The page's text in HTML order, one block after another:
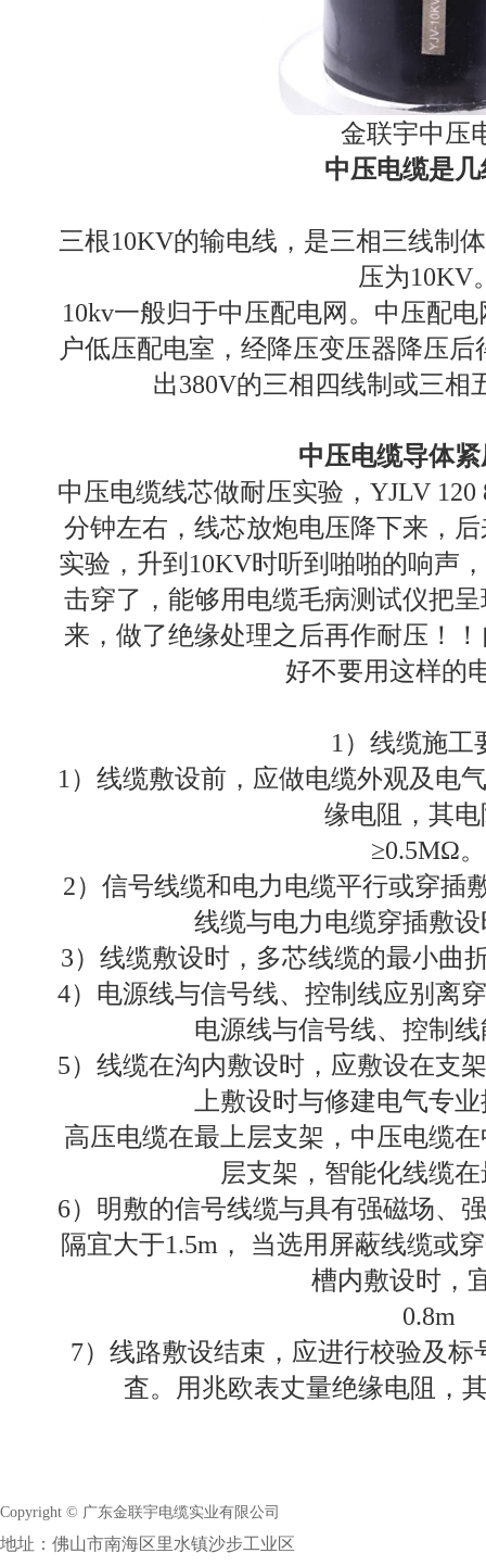
金联宇中压
中压电缆是
三根10KV的输电线，是三相三线制
压为10KV
10kv一般归于中压配电网。中压配
户低压配电室，经降压变压器降压
出380V的三相四线制或三相
中压电缆导体
中压电缆线芯做耐压实验，YJLV
分钟左右，线芯放炮电压降下来，
实验，升到10KV时听到啪啪的响声
击穿了，能够用电缆毛病测试仪把
来，做了绝缘处理之后再作耐压！
好不要用这样的
1）线缆施工
1）线缆敷设前，应做电缆外观及电
缘电阻，其
≥0.5MΩ。
2）信号线缆和电力电缆平行或穿插
线缆与电力电缆穿插敷
3）线缆敷设时，多芯线缆的最小曲
4）电源线与信号线、控制线应别离
电源线与信号线、控制
5）线缆在沟内敷设时，应敷设在支
上敷设时与修建电气专
高压电缆在最上层支架，中压电缆
层支架，智能化线缆
6）明敷的信号线缆与具有强磁场、
隔宜大于1.5m， 当选用屏蔽线缆或
槽内敷设时，
0.8m
7）线路敷设结束，应进行校验及
査。用兆欧表丈量绝缘电阻，
Copyright © 广东金联宇电缆实业有限公司
地址：佛山市南海区里水镇沙步工业区